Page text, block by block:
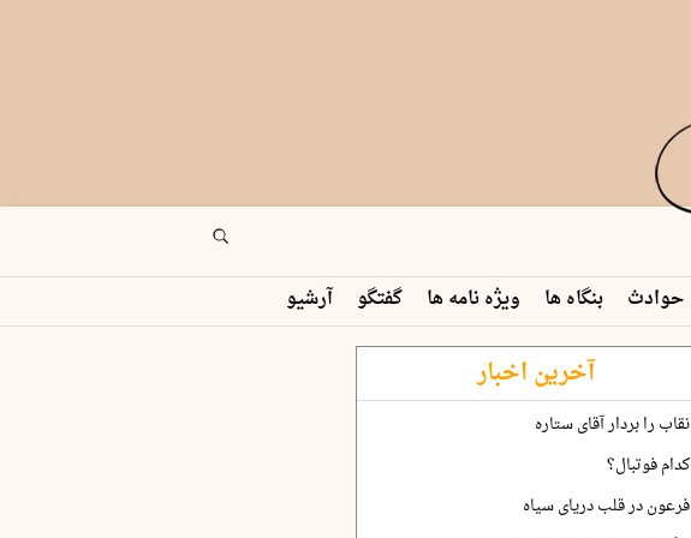
حوادث بنگاه ها ویژه نامه ها گفتگو آرشیو
آخرین اخبار
نقاب را بردار آقای ستاره
کدام فوتبال؟
فرعون در قلب دریای سیاه